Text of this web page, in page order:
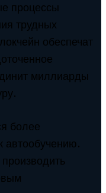
процессы
трудных
обеспечат
миллиарды
более
автообучению.